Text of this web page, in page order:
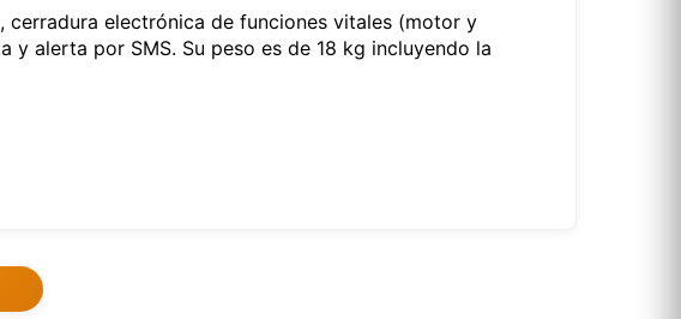
electrónica de funciones vitales (motor y
alerta por SMS. Su peso es de 18 kg incluyendo la